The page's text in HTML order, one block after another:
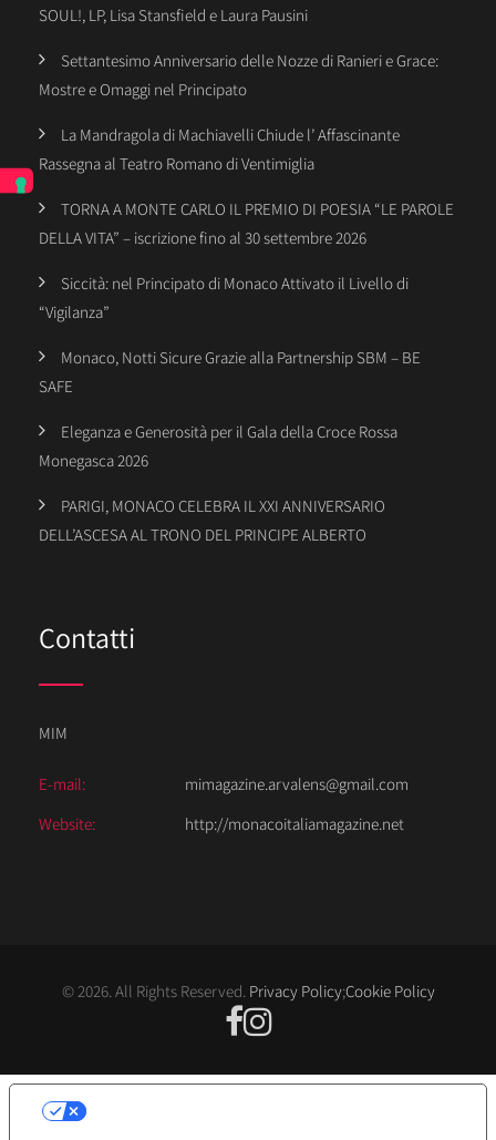
SOUL!, LP, Lisa Stansfield e Laura Pausini
Settantesimo Anniversario delle Nozze di Ranieri e Grace:
Mostre e Omaggi nel Principato
La Mandragola di Machiavelli Chiude l’ Affascinante
Rassegna al Teatro Romano di Ventimiglia
TORNA A MONTE CARLO IL PREMIO DI POESIA “LE PAROLE
DELLA VITA” – iscrizione fino al 30 settembre 2026
Siccità: nel Principato di Monaco Attivato il Livello di
“Vigilanza”
Monaco, Notti Sicure Grazie alla Partnership SBM – BE
SAFE
Eleganza e Generosità per il Gala della Croce Rossa
Monegasca 2026
PARIGI, MONACO CELEBRA IL XXI ANNIVERSARIO
DELL’ASCESA AL TRONO DEL PRINCIPE ALBERTO
Contatti
MIM
E-mail:
mimagazine.arvalens@gmail.com
Website:
http://monacoitaliamagazine.net
© 2026. All Rights Reserved. Privacy Policy;Cookie Policy